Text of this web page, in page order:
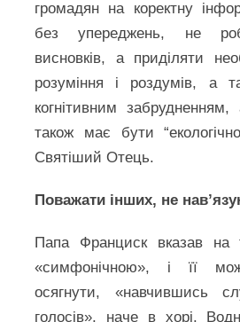
громадян на коректну
без упереджень, не
висновків, а приділяти
розуміння і роздумів, а
когнітивним
також має бути
Святіший Отець.
Поважати інших, не
Папа Франциск вказав
«симфонічною», і її
осягнути, «навчившись
голосів», наче в хорі.